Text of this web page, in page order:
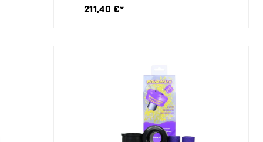
211,40 €*